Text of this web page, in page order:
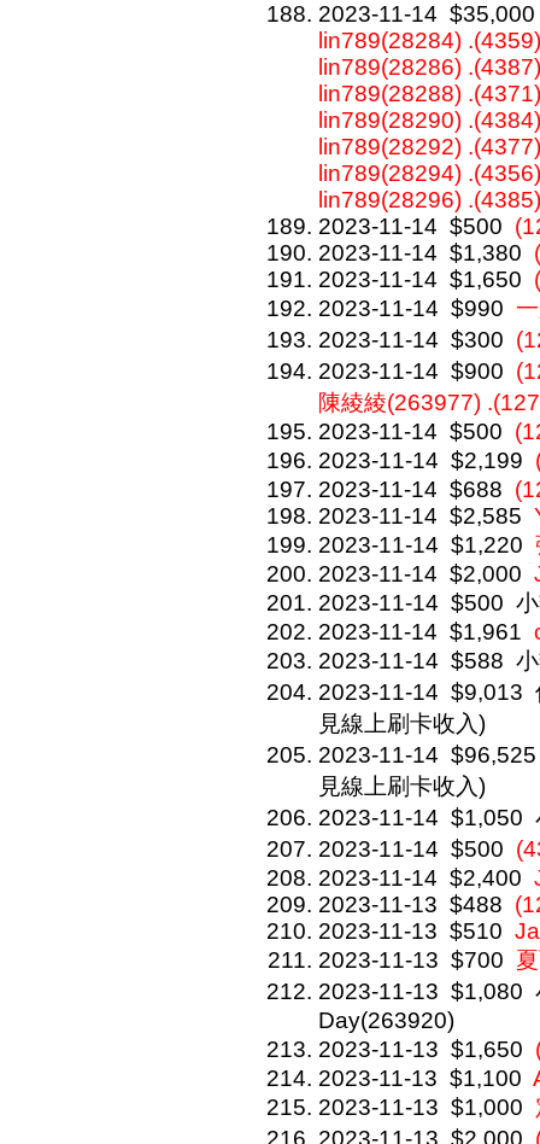
2023-11-14 $35,000
lin789(28284)
lin789(28286)
lin789(28288)
lin789(28290)
lin789(28292)
lin789(28294)
lin789(28296)
2023-11-14 $500
2023-11-14 $1,380
2023-11-14 $1,650
2023-11-14 $990
2023-11-14 $300
2023-11-14 $900
陳綾綾(263977)
2023-11-14 $500
2023-11-14 $2,199
2023-11-14 $688
2023-11-14 $2,585
2023-11-14 $1,220
2023-11-14 $2,000
2023-11-14 $500
2023-11-14 $1,961
2023-11-14 $588
2023-11-14 $9,013
見線上刷卡收入)
2023-11-14 $96,525
見線上刷卡收入)
2023-11-14 $1,050
2023-11-14 $500
2023-11-14 $2,400
2023-11-13 $488
2023-11-13 $510
2023-11-13 $700
2023-11-13 $1,080
Day(263920)
2023-11-13 $1,650
2023-11-13 $1,100
2023-11-13 $1,000